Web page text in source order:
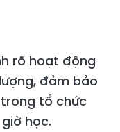
rõ hoạt động
đảm bảo
tổ chức
học.